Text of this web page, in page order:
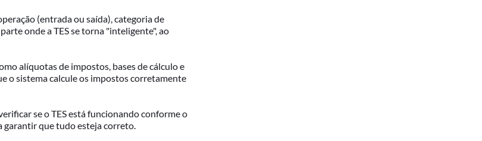
(entrada ou saída), categoria de
onde a TES se torna "inteligente", ao
alíquotas de impostos, bases de cálculo e
o sistema calcule os impostos corretamente
se o TES está funcionando conforme o
garantir que tudo esteja correto.